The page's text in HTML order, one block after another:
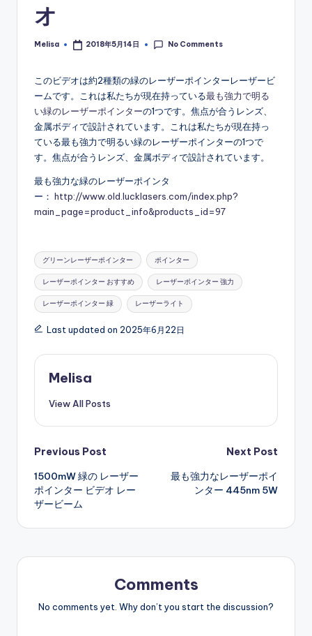
オ
Posted
Melisa 2018年5月14日 No Comments
このビデオは約2種類の緑のレーザーポインターレーザービ
ームです。これは私たちが現在持っている最も強力で明る
い緑のレーザーポインターの1つです。焦点が合うレンズ、
金属ボディで設計されています。これは私たちが現在持っ
ている最も強力で明るい緑のレーザーポインターの1つで
す。焦点が合うレンズ、金属ボディで設計されています。
最も強力な緑のレーザーポインタ
ー： http://www.old.lucklasers.com/index.php?
main_page=product_info&products_id=97
Tags:
グリーンレーザーポインター ポインター
レーザーポインター おすすめ レーザーポインター 強力
レーザーポインター 緑 レーザーライト
Last updated on 2025年6月22日
Melisa
View All Posts
Post
navigation
Previous Post
1500mW 緑の レーザー
ポインター ビデオ レー
ザービーム
Next Post
最も強力なレーザーポイ
ンター 445nm 5W
Comments
No comments yet. Why don’t you start the discussion?